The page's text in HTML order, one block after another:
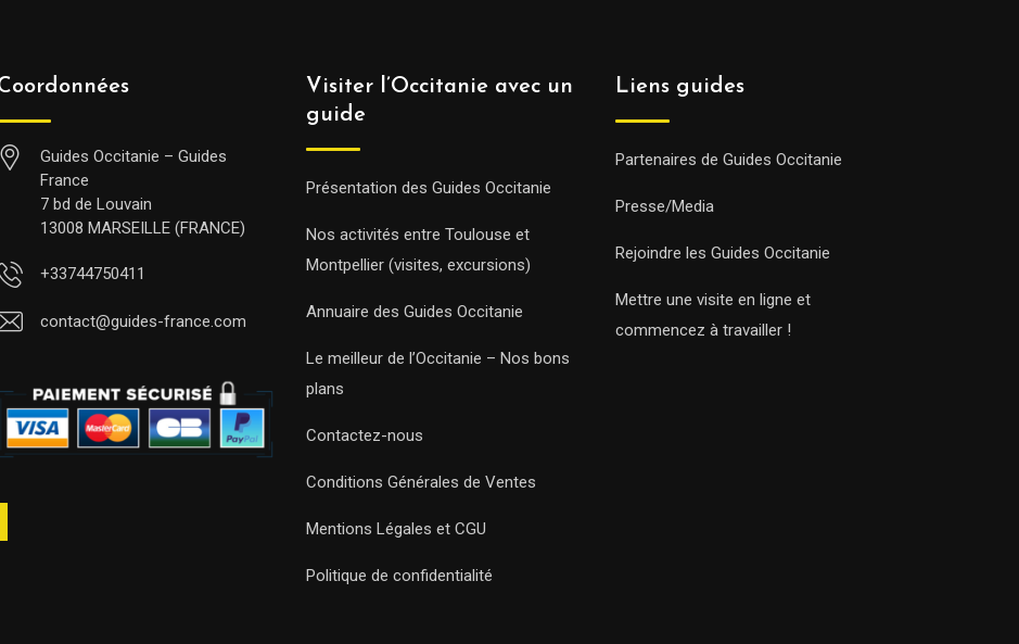
Guides Occitanie – Guides
France
7 bd de Louvain
13008 MARSEILLE (FRANCE)
+33744750411
contact@guides-france.com
Visiter l’Occitanie avec un
guide
Présentation des Guides Occitanie
Nos activités entre Toulouse et
Montpellier (visites, excursions)
Annuaire des Guides Occitanie
Le meilleur de l’Occitanie – Nos bons
plans
Contactez-nous
Conditions Générales de Ventes
Mentions Légales et CGU
Politique de confidentialité
Liens guides
Partenaires de Guides Occitanie
Presse/Media
Rejoindre les Guides Occitanie
Mettre une visite en ligne et
commencez à travailler !